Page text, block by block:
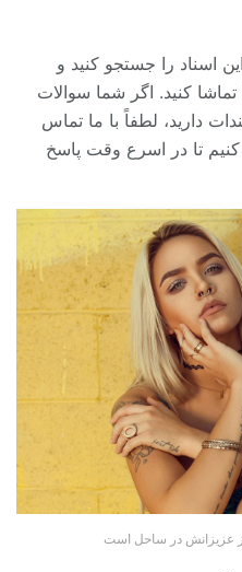
اسناد را جستجو کنید و
کنید. اگر شما سوالات
دارید، لطفاً با ما تماس
تا در اسرع وقت پاسخ
عزیزانش در ساحل است